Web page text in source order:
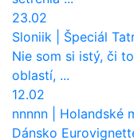
23.02
Sloniik
Špeciál Tatra
Nie som si istý, či
oblastí, ...
12.02
nnnnn
Holandské mýto
Dánsko